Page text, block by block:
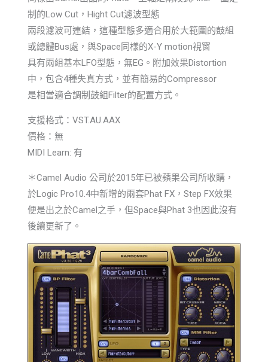
制的Low Cut，Hight Cut濾波型態
兩段濾波可連結，這種型態多適合用於大範圍的鼓組
或總體Bus處，與Space同樣的X-Y motion視窗
具有兩組基本LFO型態，無EG。附加效果Distortion
中，包含4種失真方式，並有簡易的Compressor
是相當適合調制鼓組Filter的配置方式。
支援格式：VST.AU.AAX
價格：無
MIDI Learn: 有
＊Camel Audio 公司於2015年已被蘋果公司所收購，
於Logic Pro10.4中新增的兩套Phat FX，Step FX效果
便是出之於Camel之手，但Space與Phat 3也因此沒有
後續更新了。